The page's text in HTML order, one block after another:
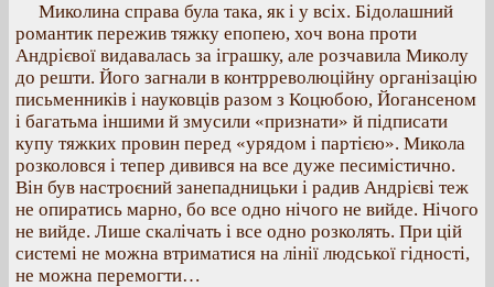
Миколина справа була така, як і у всіх. Бідолашний
романтик пережив тяжку епопею, хоч вона проти
Андрієвої видавалась за іграшку, але розчавила Миколу
до решти. Його загнали в контрреволюційну організацію
письменників і науковців разом з Коцюбою, Йогансеном
і багатьма іншими й змусили «признати» й підписати
купу тяжких провин перед «урядом і партією». Микола
розколовся і тепер дивився на все дуже песимістично.
Він був настроєний занепадницьки і радив Андрієві теж
не опиратись марно, бо все одно нічого не вийде. Нічого
не вийде. Лише скалічать і все одно розколять. При цій
системі не можна втриматися на лінії людської гідності,
не можна перемогти…